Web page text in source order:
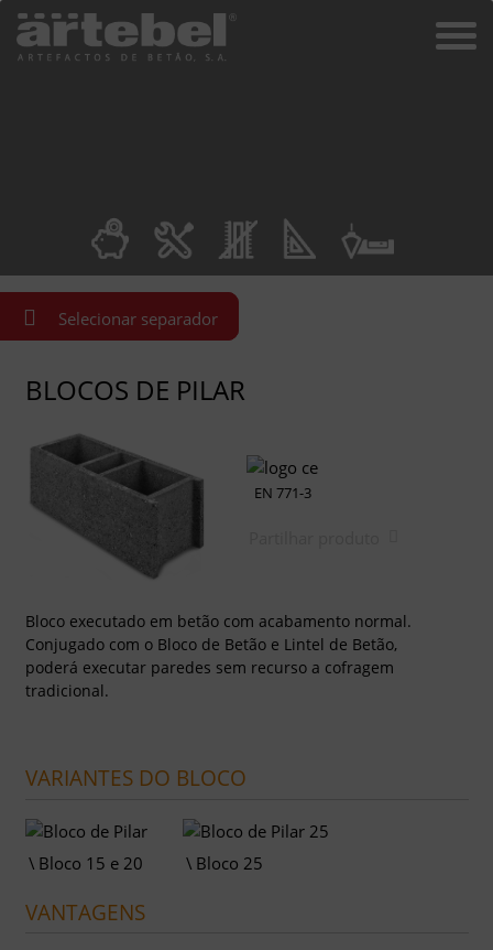
Selecionar separador
BLOCOS DE PILAR
EN 771-3
Bloco executado em betão com acabamento normal.
Conjugado com o Bloco de Betão e Lintel de Betão,
poderá executar paredes sem recurso a cofragem
tradicional.
VARIANTES DO BLOCO
Bloco 15 e 20 Bloco 25
VANTAGENS